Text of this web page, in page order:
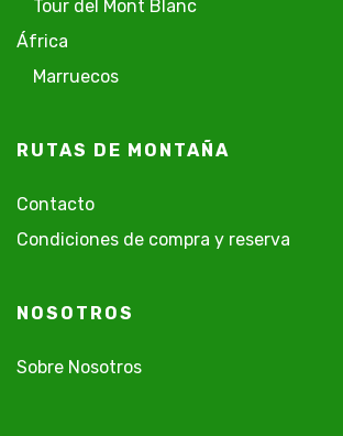
Tour del Mont Blanc
África
Marruecos
RUTAS DE MONTAÑA
Contacto
Condiciones de compra y reserva
NOSOTROS
Sobre Nosotros